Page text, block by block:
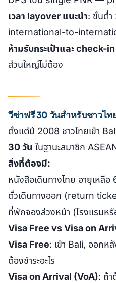
เวลา layover แนะนำ: ขั้นต่ำ
international-to-
ห้ามรับกระเป๋าและ check-in
ส่วนใหญ่ไม่ต้อง
วีซ่าฟรี 30 วันสำหรับชาวไ
ตั้งแต่ปี 2008 ชาวไทยเข้า
30 วัน ในฐานะสมาชิก
สิ่งที่ต้องมี:
หนังสือเดินทางไทย อายุเหลือ
ตั๋วเดินทางออก (return
ที่พักจองล่วงหน้า (โรงแรม
Visa Free vs Visa on
Visa Free: เข้า Bali, ออกห
ต้องชำระอะไร
Visa on Arrival (VoA): ถ้า